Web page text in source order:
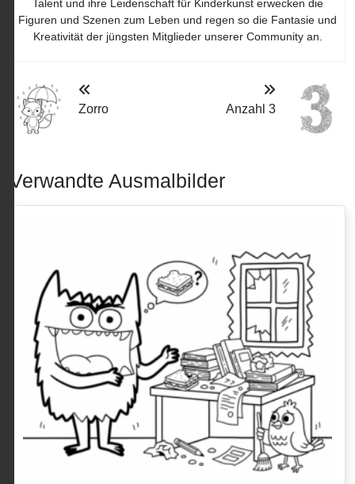
Talent und ihre Leidenschaft für Kinderkunst erwecken die
Figuren und Szenen zum Leben und regen so die Fantasie und
Kreativität der jüngsten Mitglieder unserer Community an.
Zorro Anzahl 3
Verwandte Ausmalbilder